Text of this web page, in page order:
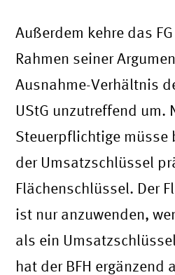
Außerdem kehre das
Rahmen seiner
Ausnahme-Verhältnis
UStG unzutreffend um.
Steuerpflichtige müsse
der Umsatzschlüssel
Flächenschlüssel. Der
ist nur anzuwenden,
als ein
hat der BFH ergänzend